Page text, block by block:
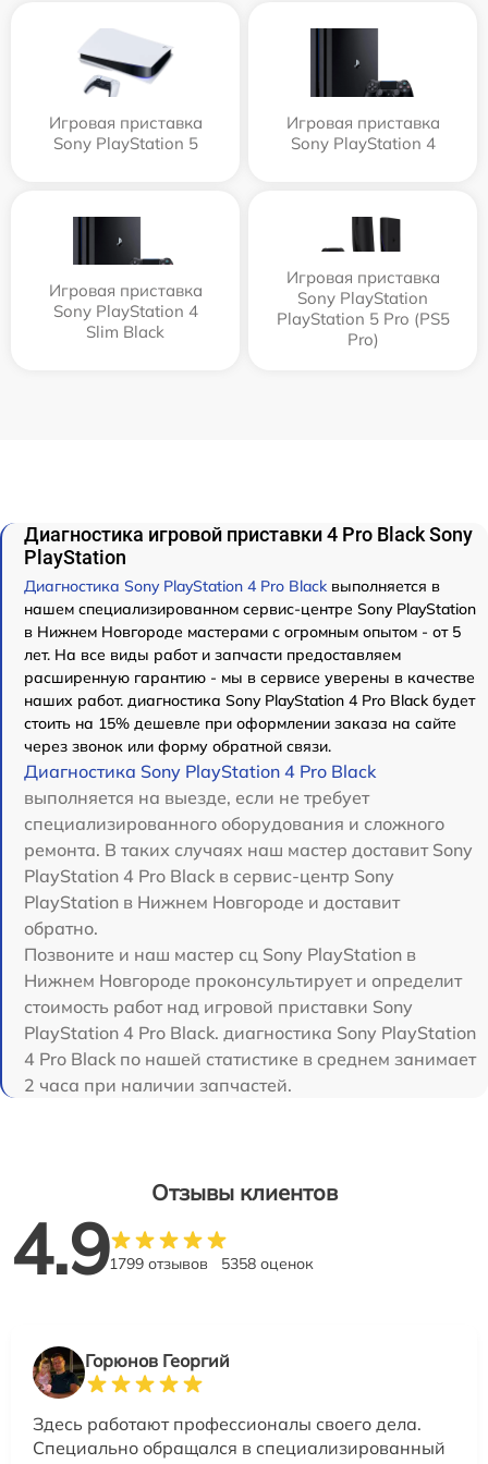
Игровая приставка
Sony PlayStation 5
Игровая приставка
Sony PlayStation 4
Игровая приставка
Sony PlayStation 4
Slim Black
Игровая приставка
Sony PlayStation
PlayStation 5 Pro (PS5
Pro)
Диагностика игровой приставки 4 Pro Black Sony
PlayStation
Диагностика Sony PlayStation 4 Pro Black выполняется в
нашем специализированном сервис-центре Sony PlayStation
в Нижнем Новгороде мастерами с огромным опытом - от 5
лет. На все виды работ и запчасти предоставляем
расширенную гарантию - мы в сервисе уверены в качестве
наших работ. диагностика Sony PlayStation 4 Pro Black будет
стоить на 15% дешевле при оформлении заказа на сайте
через звонок или форму обратной связи.
Диагностика Sony PlayStation 4 Pro Black
выполняется на выезде, если не требует
специализированного оборудования и сложного
ремонта. В таких случаях наш мастер доставит Sony
PlayStation 4 Pro Black в сервис-центр Sony
PlayStation в Нижнем Новгороде и доставит
обратно.
Позвоните и наш мастер сц Sony PlayStation в
Нижнем Новгороде проконсультирует и определит
стоимость работ над игровой приставки Sony
PlayStation 4 Pro Black. диагностика Sony PlayStation
4 Pro Black по нашей статистике в среднем занимает
2 часа при наличии запчастей.
Отзывы клиентов
4.91799 отзывов 5358 оценок
Горюнов Георгий
Здесь работают профессионалы своего дела.
Специально обращался в специализированный